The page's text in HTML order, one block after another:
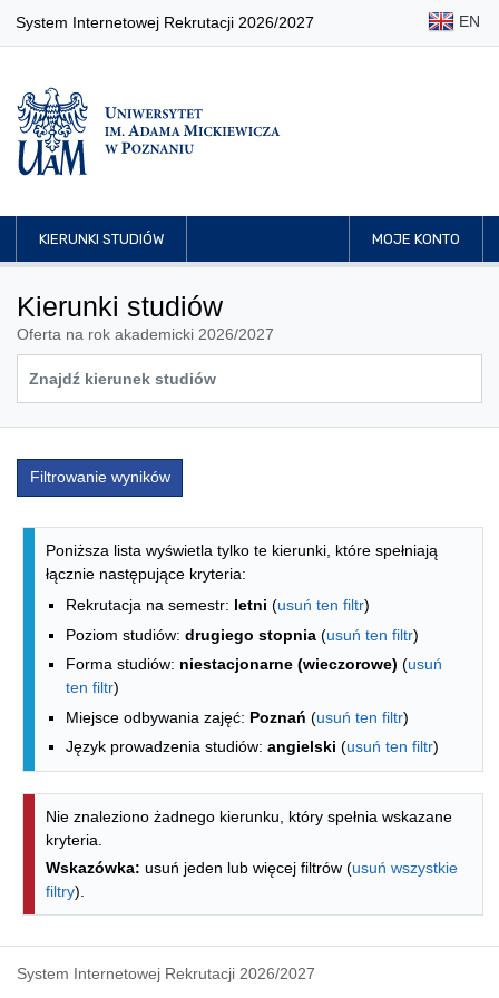
System Internetowej Rekrutacji 2026/2027 EN
KIERUNKI STUDIÓW MOJE KONTO
Kierunki studiów
Oferta na rok akademicki 2026/2027
Filtrowanie wyników
Lista kierunków - spis według
Poniższa lista wyświetla tylko te kierunki, które spełniają
łącznie następujące kryteria:
Rekrutacja na semestr: letni (usuń ten filtr)
Poziom studiów: drugiego stopnia (usuń ten filtr)
Forma studiów: niestacjonarne (wieczorowe) (usuń
ten filtr)
Miejsce odbywania zajęć: Poznań (usuń ten filtr)
Język prowadzenia studiów: angielski (usuń ten filtr)
Nie znaleziono żadnego kierunku, który spełnia wskazane
kryteria.
Wskazówka: usuń jeden lub więcej filtrów (usuń wszystkie
filtry).
System Internetowej Rekrutacji 2026/2027